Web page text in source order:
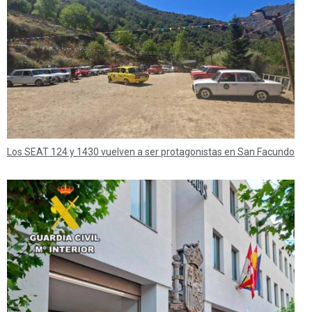
Los SEAT 124 y 1430 vuelven a ser protagonistas en San Facundo